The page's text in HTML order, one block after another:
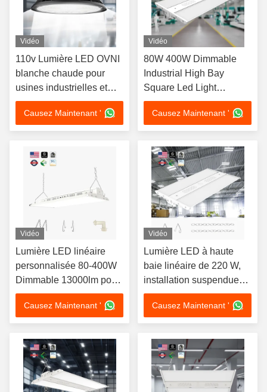
Vidéo
110v Lumière LED OVNI
blanche chaude pour
usines industrielles et
commerciales
Causez Maintenant '
Vidéo
80W 400W Dimmable
Industrial High Bay
Square Led Light
Highbay linéaire pour les
ateliers industriels
Causez Maintenant '
Vidéo
Lumière LED linéaire
personnalisée 80-400W
Dimmable 13000lm pour
les entrepôts
Causez Maintenant '
Vidéo
Lumière LED à haute
baie linéaire de 220 W,
installation suspendue
3CCT réglable 3000K
4000K 5000K
Causez Maintenant '